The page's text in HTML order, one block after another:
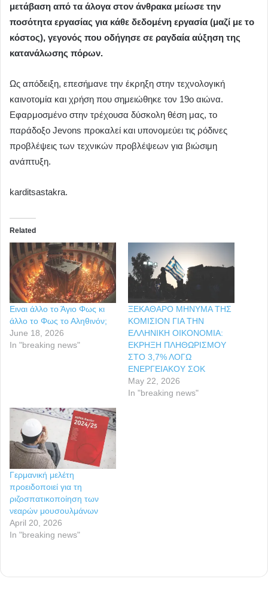
μετάβαση από τα άλογα στον άνθρακα μείωσε την
ποσότητα εργασίας για κάθε δεδομένη εργασία (μαζί με το
κόστος), γεγονός που οδήγησε σε ραγδαία αύξηση της
κατανάλωσης πόρων.
Ως απόδειξη, επεσήμανε την έκρηξη στην τεχνολογική
καινοτομία και χρήση που σημειώθηκε τον 19ο αιώνα.
Εφαρμοσμένο στην τρέχουσα δύσκολη θέση μας, το
παράδοξο Jevons προκαλεί και υπονομεύει τις ρόδινες
προβλέψεις των τεχνικών προβλέψεων για βιώσιμη
ανάπτυξη.
karditsastakra.
Related
Ειναι άλλο το Άγιο Φως κι
άλλο το Φως το Αληθινόν;
June 18, 2026
In "breaking news"
ΞΕΚΑΘΑΡΟ ΜΗΝΥΜΑ ΤΗΣ
ΚΟΜΙΣΙΟΝ ΓΙΑ ΤΗΝ
ΕΛΛΗΝΙΚΗ ΟΙΚΟΝΟΜΙΑ:
ΕΚΡΗΞΗ ΠΛΗΘΩΡΙΣΜΟΥ
ΣΤΟ 3,7% ΛΟΓΩ
ΕΝΕΡΓΕΙΑΚΟΥ ΣΟΚ
May 22, 2026
In "breaking news"
Γερμανική μελέτη
προειδοποιεί για τη
ριζοσπατικοποίηση των
νεαρών μουσουλμάνων
April 20, 2026
In "breaking news"